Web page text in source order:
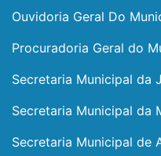
Ouvidoria Geral Do
Procuradoria Geral do
Secretaria Municipal da
Secretaria Municipal da
Secretaria Municipal de